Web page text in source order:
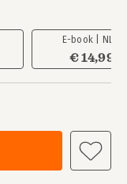
E-book | NL
€ 14,99